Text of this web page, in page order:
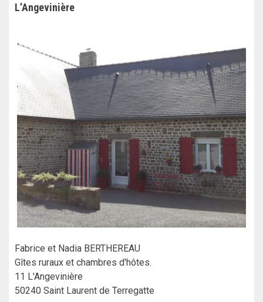
L’Angevinière
Fabrice et Nadia BERTHEREAU
Gîtes ruraux et chambres d'hôtes.
11 L'Angevinière
50240 Saint Laurent de Terregatte